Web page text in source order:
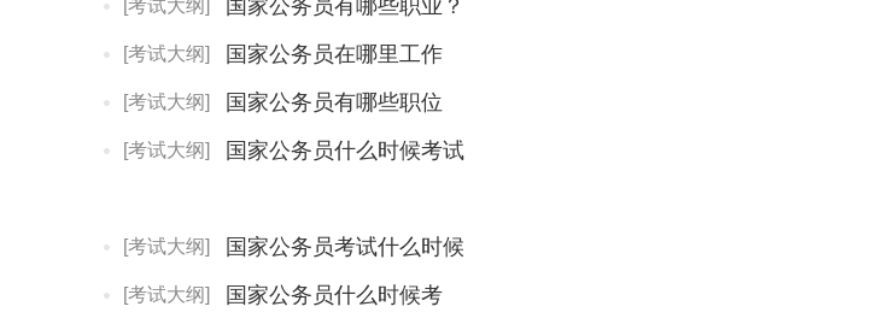
[考试大纲] 国家公务员有哪些职业？
[考试大纲] 国家公务员在哪里工作
[考试大纲] 国家公务员有哪些职位
[考试大纲] 国家公务员什么时候考试
[考试大纲] 国家公务员考试什么时候
[考试大纲] 国家公务员什么时候考